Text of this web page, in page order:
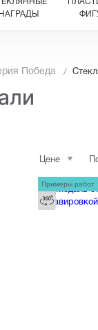
НАГРАДЫ
Победа
Цене
Примеры работ